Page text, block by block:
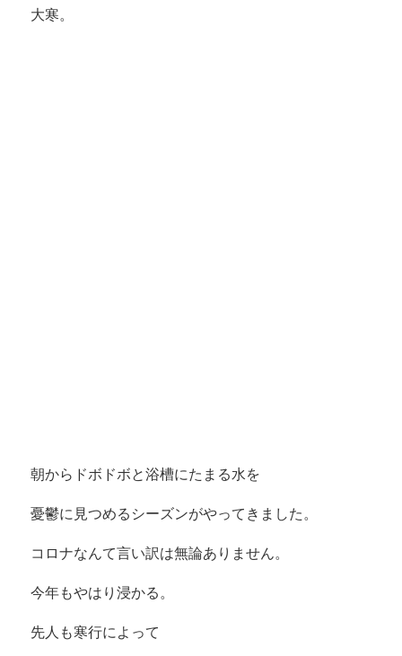
大寒。
朝からドボドボと浴槽にたまる水を
憂鬱に見つめるシーズンがやってきました。
コロナなんて言い訳は無論ありません。
今年もやはり浸かる。
先人も寒行によって